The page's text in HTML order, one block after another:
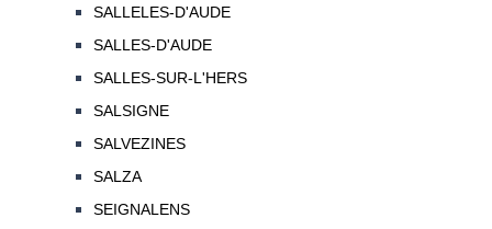
SALLELES-D'AUDE
SALLES-D'AUDE
SALLES-SUR-L'HERS
SALSIGNE
SALVEZINES
SALZA
SEIGNALENS